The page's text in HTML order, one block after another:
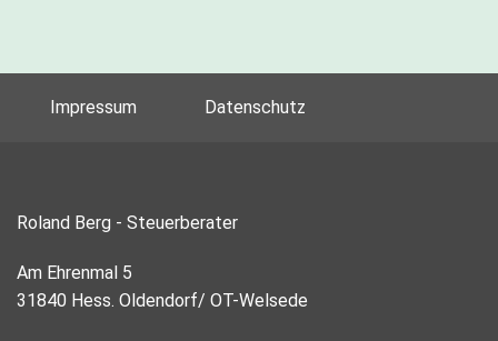
Impressum Datenschutz
Roland Berg - Steuerberater
Am Ehrenmal 5
31840 Hess. Oldendorf/ OT-Welsede